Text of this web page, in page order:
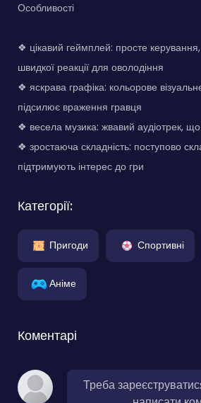
Особливості
❖ цікавий геймплей: просте
швидкої реакції для оволодіння
❖ яскрава графіка: кольорове
підсилює враження гравця
❖ весела музика: жвавий аудіотрек,
❖ зростаюча складність: поступово
підтримують інтерес до гри
Категорії:
Пригоди Спортивні
Аніме
Коментарі
Треба